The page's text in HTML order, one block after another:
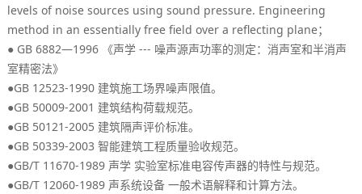
levels of noise sources using sound pressure. Engineering
method in an essentially free field over a reflecting plane；
● GB 6882—1996 《声学 --- 噪声源声功率的测定：消声室和半消声
室精密法》
●GB 12523-1990 建筑施工场界噪声限值。
●GB 50009-2001 建筑结构荷载规范。
●GB 50121-2005 建筑隔声评价标准。
●GB 50339-2003智能建筑工程质量验收规范。
●GB/T 11670-1989 声学 实验室标准电容传声器的特性与规范。
●GB/T 12060-1989 声系统设备 一般术语解释和计算方法。